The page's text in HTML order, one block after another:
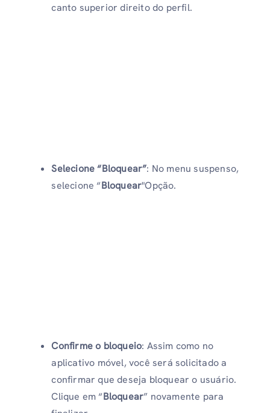
canto superior direito do perfil.
Selecione “Bloquear”: No menu suspenso,
selecione “Bloquear"Opção.
Confirme o bloqueio: Assim como no
aplicativo móvel, você será solicitado a
confirmar que deseja bloquear o usuário.
Clique em “Bloquear” novamente para